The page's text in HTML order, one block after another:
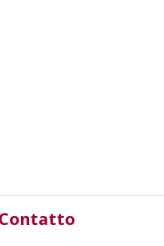
Contatto